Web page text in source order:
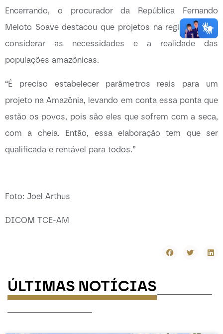
Encerrando, o procurador da República Fernando
Meloto Soave destacou que projetos na região devem
considerar as necessidades e a realidade das
populações amazônicas.
“É preciso estabelecer parâmetros reais para um
projeto na Amazônia, levando em conta essa ponta que
estão os povos, pois são eles que sofrem com a seca,
com a cheia. Então, essa elaboração tem que ser
qualificada e rentável para todos.”
Foto: Joel Arthus
DICOM TCE-AM
ÚLTIMAS NOTÍCIAS
-----------------